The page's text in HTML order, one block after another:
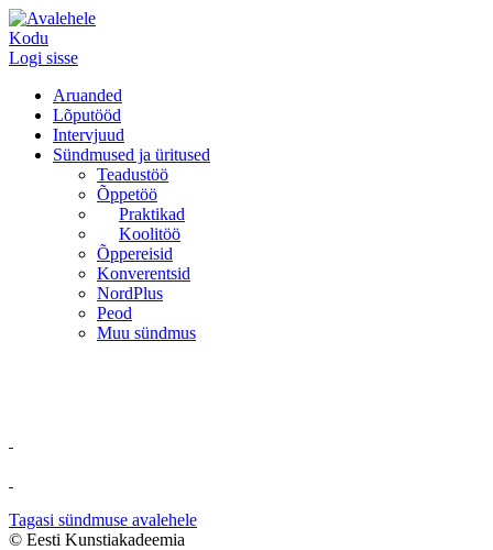
Kodu
Logi sisse
Aruanded
Lõputööd
Intervjuud
Sündmused ja üritused
Teadustöö
Õppetöö
Praktikad
Koolitöö
Õppereisid
Konverentsid
NordPlus
Peod
Muu sündmus
Tagasi sündmuse avalehele
© Eesti Kunstiakadeemia